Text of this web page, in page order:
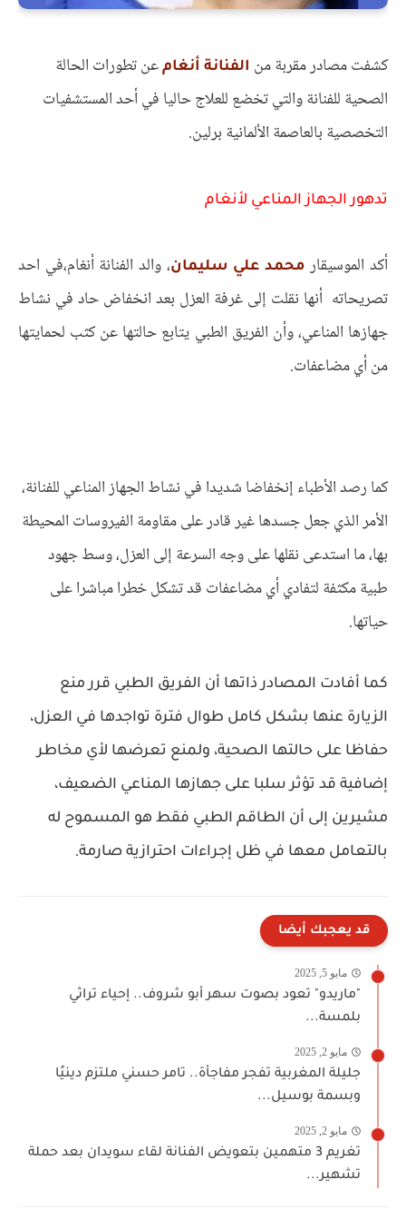
كشفت مصادر مقربة من الفنانة أنغام عن تطورات الحالة
الصحية للفنانة والتي تخضع للعلاج حاليا في أحد المستشفيات
التخصصية بالعاصمة الألمانية برلين.
تدهور الجهاز المناعي لأنغام
أكد الموسيقار محمد علي سليمان، والد الفنانة أنغام،في احد
تصريحاته أنها نقلت إلى غرفة العزل بعد انخفاض حاد في نشاط
جهازها المناعي، وأن الفريق الطبي يتابع حالتها عن كثب لحمايتها
من أي مضاعفات.
كما رصد الأطباء إنخفاضا شديدا في نشاط الجهاز المناعي للفنانة،
الأمر الذي جعل جسدها غير قادر على مقاومة الفيروسات المحيطة
بها، ما استدعى نقلها على وجه السرعة إلى العزل، وسط جهود
طبية مكثفة لتفادي أي مضاعفات قد تشكل خطرا مباشرا على
حياتها.
كما أفادت المصادر ذاتها أن الفريق الطبي قرر منع
الزيارة عنها بشكل كامل طوال فترة تواجدها في العزل،
حفاظا على حالتها الصحية، ولمنع تعرضها لأي مخاطر
إضافية قد تؤثر سلبا على جهازها المناعي الضعيف،
مشيرين إلى أن الطاقم الطبي فقط هو المسموح له
بالتعامل معها في ظل إجراءات احترازية صارمة.
قد يعجبك أيضا
مايو 5, 2025
"ماريدو" تعود بصوت سهر أبو شروف.. إحياء تراثي
بلمسة...
مايو 2, 2025
جليلة المغربية تفجر مفاجأة.. تامر حسني ملتزم دينيًا
وبسمة بوسيل...
مايو 2, 2025
تغريم 3 متهمين بتعويض الفنانة لقاء سويدان بعد حملة
تشهير...